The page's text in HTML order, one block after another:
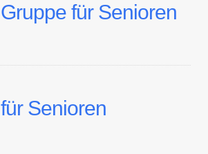
für Senioren
Senioren